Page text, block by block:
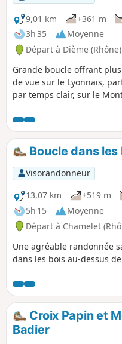
9,01 km
+361 m
3h 35
Moyenne
Départ à Dième (Rhône)
Grande boucle offrant
de vue sur le Lyonnais,
par temps clair, sur le
également le Beaujolais
Dorées (Oingt, Le Bois
ainsi qu'une partie des
Tarare. Pas de grandes
prévoir, l'itinéraire passe
forestières, des sentiers et
partie goudronnée (D629,
circulation).
Boucle dans
Visorandonneur
13,07 km
+519 m
5h 15
Moyenne
Départ à Chamelet
Une agréable randonnée
dans les bois au-dessus
Croix Papin et
Badier